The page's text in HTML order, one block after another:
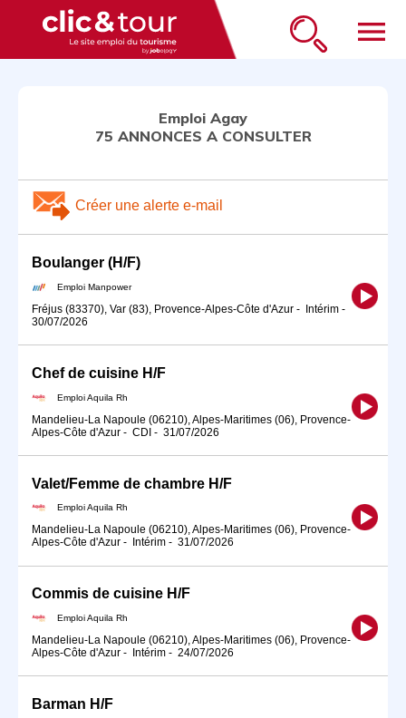
menu
Emploi Agay
75 ANNONCES A CONSULTER
Créer une alerte e-mail
Boulanger (H/F)
Emploi Manpower
Fréjus (83370), Var (83), Provence-Alpes-Côte d'Azur - Intérim -
30/07/2026
Chef de cuisine H/F
Emploi Aquila Rh
Mandelieu-La Napoule (06210), Alpes-Maritimes (06), Provence-
Alpes-Côte d'Azur - CDI - 31/07/2026
Valet/Femme de chambre H/F
Emploi Aquila Rh
Mandelieu-La Napoule (06210), Alpes-Maritimes (06), Provence-
Alpes-Côte d'Azur - Intérim - 31/07/2026
Commis de cuisine H/F
Emploi Aquila Rh
Mandelieu-La Napoule (06210), Alpes-Maritimes (06), Provence-
Alpes-Côte d'Azur - Intérim - 24/07/2026
Barman H/F